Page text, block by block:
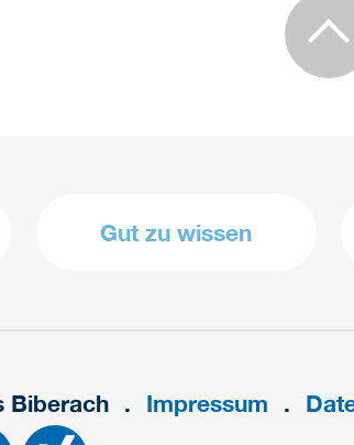
Gut zu wissen
Biberach Impressum